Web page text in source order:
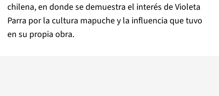
chilena, en donde se demuestra el interés de Violeta
Parra por la cultura mapuche y la influencia que tuvo
en su propia obra.